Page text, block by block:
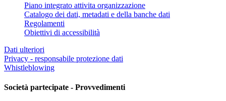
Piano integrato attivita organizzazione
Catalogo dei dati, metadati e della banche dati
Regolamenti
Obiettivi di accessibilità
Dati ulteriori
Privacy - responsabile protezione dati
Whistleblowing
Società partecipate - Provvedimenti